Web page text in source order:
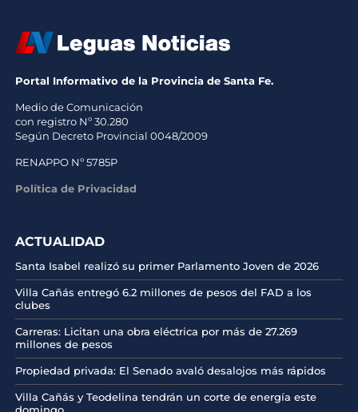
Portal Informativo de la Provincia de Santa Fe.
Medio de Comunicación
con registro Nº 30.280
Según Decreto Provincial 0048/2009
RENAPPO Nº 5785P
Política de Privacidad
ACTUALIDAD
Santa Isabel realizó su primer Parlamento Joven de 2026
Villa Cañás entregó 6.2 millones de pesos del FAD a los
clubes
Carreras: Licitan una obra eléctrica por más de 27.269
millones de pesos
Propiedad privada: El Senado avaló desalojos más rápidos
Villa Cañás y Teodelina tendrán un corte de energía este